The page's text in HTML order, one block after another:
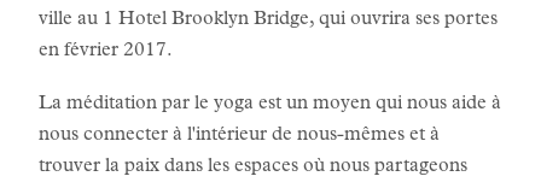
ville au 1 Hotel Brooklyn Bridge, qui ouvrira ses portes
en février 2017.
La méditation par le yoga est un moyen qui nous aide à
nous connecter à l'intérieur de nous-mêmes et à
trouver la paix dans les espaces où nous partageons